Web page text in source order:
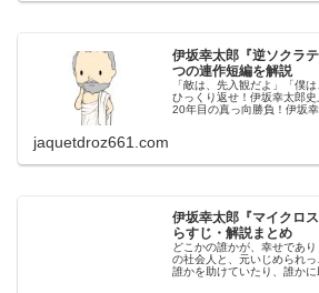
伊坂幸太郎『逆ソクラ
つの連作短編を解説
「敵は、先入観だよ」「僕
ひっくり返せ！伊坂幸太郎
20年目の真っ向勝負！伊坂
jaquetdroz661.com
伊坂幸太郎『マイクロ
らすじ・解説まとめ
どこかの誰かが、幸せであ
の社会人と、元いじめられ
誰かを助けていたり、誰か